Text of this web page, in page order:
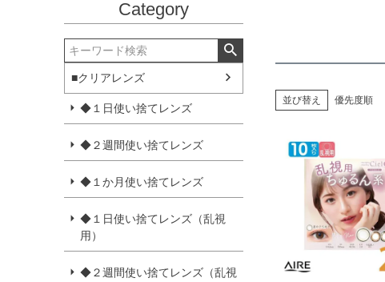
Category
■クリアレンズ
◆１日使い捨てレンズ
◆２週間使い捨てレンズ
◆１か月使い捨てレンズ
◆１日使い捨てレンズ（乱視
用）
◆２週間使い捨てレンズ（乱視
並び替え 優先度順